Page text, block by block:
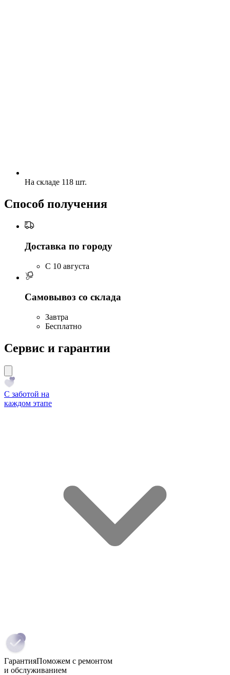
На складе 118 шт.
Способ получения
Доставка по городу
C 10 августа
Самовывоз со склада
Завтра
Бесплатно
Сервис и гарантии
С заботой на
каждом этапе
ГарантияПоможем с ремонтом
и обслуживанием